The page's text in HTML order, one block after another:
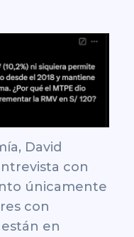
David
con
únicamente
con
en